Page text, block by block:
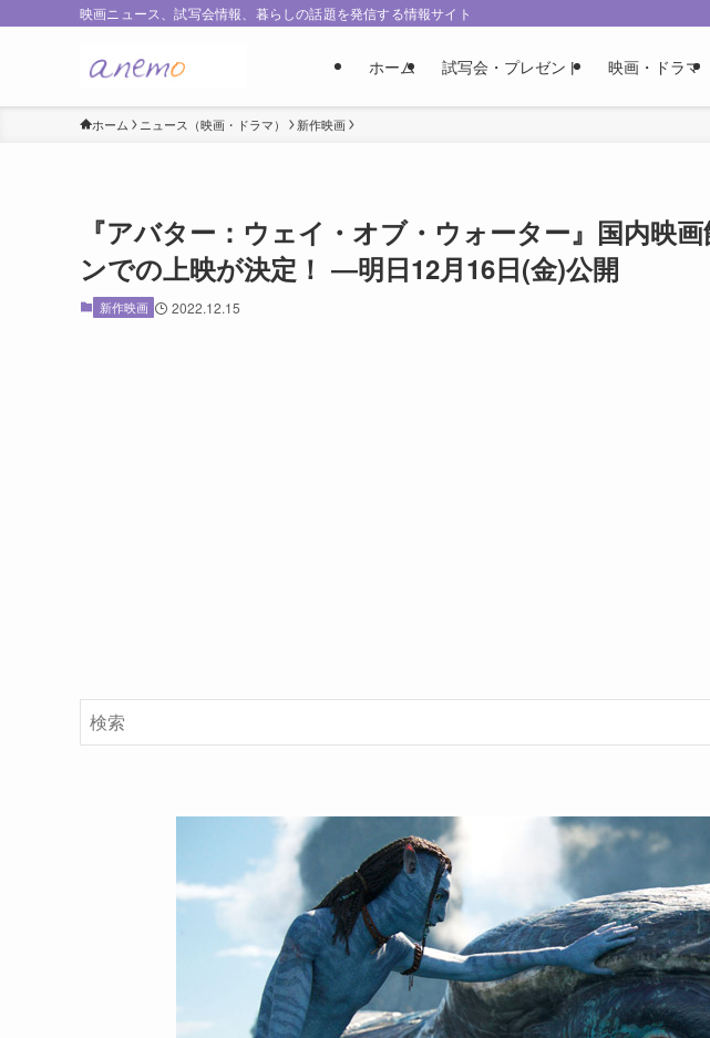
映画ニュース、試写会情報、暮らしの話題を発信する情報サイト
ホーム 試写会・プレゼント 映画・ドラマ
ホーム ニュース（映画・ドラマ） 新作映画
『アバター：ウェイ・オブ・ウォーター』国内映
ンでの上映が決定！ ―明日12月16日(金)公開
新作映画 2022.12.15